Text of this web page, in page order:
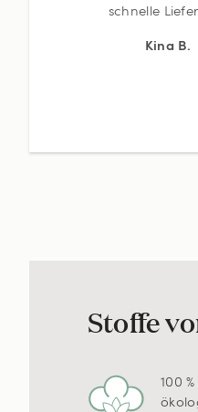
schnelle
Kina B.
Stoffe
100